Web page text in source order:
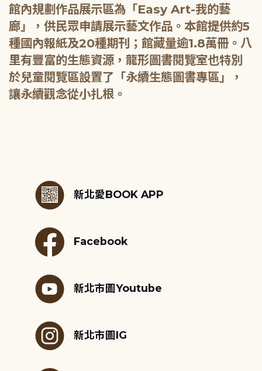
館內規劃作品展示區為「Easy Art-我的藝
廊」，供民眾申請展示藝文作品。本館提供約5
種國內報紙及20種期刊；館藏量逾1.8萬冊。八
里有豐富的生態資源，龍形圖書閱覽室也特別
於兒童閱覽區設置了「永續生態圖書專區」，
新北愛BOOK APP
Facebook
新北市圖Youtube
新北市圖IG